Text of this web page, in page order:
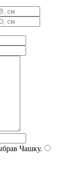
Чашку.